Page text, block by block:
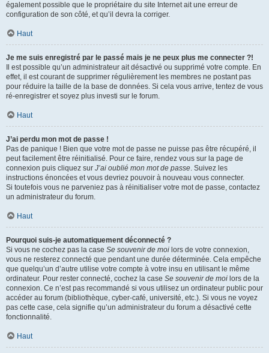
également possible que le propriétaire du site Internet ait une erreur de
configuration de son côté, et qu’il devra la corriger.
Haut
Je me suis enregistré par le passé mais je ne peux plus me connecter ?!
Il est possible qu’un administrateur ait désactivé ou supprimé votre compte. En
effet, il est courant de supprimer régulièrement les membres ne postant pas
pour réduire la taille de la base de données. Si cela vous arrive, tentez de vous
ré-enregistrer et soyez plus investi sur le forum.
Haut
J’ai perdu mon mot de passe !
Pas de panique ! Bien que votre mot de passe ne puisse pas être récupéré, il
peut facilement être réinitialisé. Pour ce faire, rendez vous sur la page de
connexion puis cliquez sur J’ai oublié mon mot de passe. Suivez les
instructions énoncées et vous devriez pouvoir à nouveau vous connecter.
Si toutefois vous ne parveniez pas à réinitialiser votre mot de passe, contactez
un administrateur du forum.
Haut
Pourquoi suis-je automatiquement déconnecté ?
Si vous ne cochez pas la case Se souvenir de moi lors de votre connexion,
vous ne resterez connecté que pendant une durée déterminée. Cela empêche
que quelqu’un d’autre utilise votre compte à votre insu en utilisant le même
ordinateur. Pour rester connecté, cochez la case Se souvenir de moi lors de la
connexion. Ce n’est pas recommandé si vous utilisez un ordinateur public pour
accéder au forum (bibliothèque, cyber-café, université, etc.). Si vous ne voyez
pas cette case, cela signifie qu’un administrateur du forum a désactivé cette
fonctionnalité.
Haut